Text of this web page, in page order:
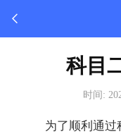
科目
时间:
为了顺利通过